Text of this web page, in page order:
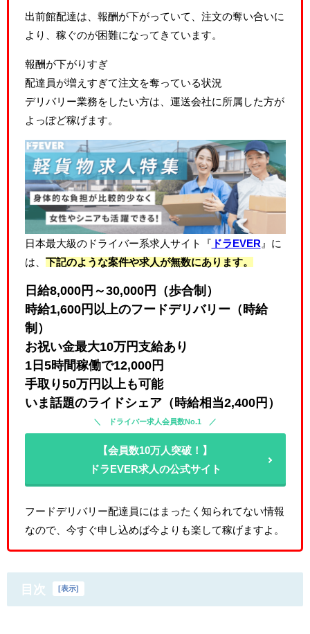
出前館配達は、報酬が下がっていて、注文の奪い合いに
より、稼ぐのが困難になってきています。
報酬が下がりすぎ
配達員が増えすぎて注文を奪っている状況
デリバリー業務をしたい方は、運送会社に所属した方が
よっぽど稼げます。
日本最大級のドライバー系求人サイト『 ドラEVER 』に
は、 下記のような案件や求人が無数にあります。
日給8,000円～30,000円（歩合制）
時給1,600円以上のフードデリバリー（時給
制）
お祝い金最大10万円支給あり
1日5時間稼働で12,000円
手取り50万円以上も可能
いま話題のライドシェア（時給相当2,400円）
ドライバー求人会員数No.1
【会員数10万人突破！】
ドラEVER求人の公式サイト
フードデリバリー配達員にはまったく知られてない情報
なので、今すぐ申し込めば今よりも楽して稼げますよ。
目次 [表示]